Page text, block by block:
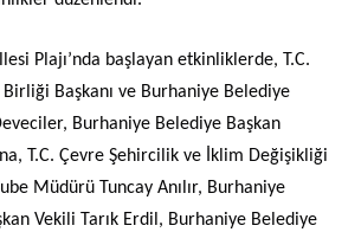
Plajı’nda başlayan etkinliklerde, T.C.
Başkanı ve Burhaniye Belediye
Burhaniye Belediye Başkan
T.C. Çevre Şehircilik ve İklim Değişikliği
Müdürü Tuncay Anılır, Burhaniye
Vekili Tarık Erdil, Burhaniye Belediye